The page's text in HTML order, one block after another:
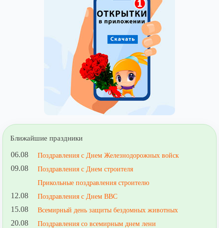
Ближайшие праздники
06.08 Поздравления с Днем Железнодорожных войск
09.08
Поздравления с Днем строителя
Прикольные поздравления строителю
12.08 Поздравления с Днем ВВС
15.08 Всемирный день защиты бездомных животных
20.08 Поздравления со всемирным днем лени